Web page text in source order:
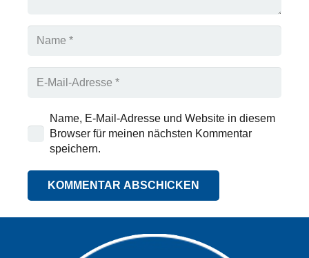
Name, E-Mail-Adresse und Website in diesem
Browser für meinen nächsten Kommentar
speichern.
KOMMENTAR ABSCHICKEN